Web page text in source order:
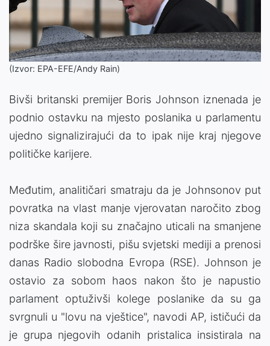
(Izvor: EPA-EFE/Andy Rain)
Bivši britanski premijer Boris Johnson iznenada je
podnio ostavku na mjesto poslanika u parlamentu
ujedno signalizirajući da to ipak nije kraj njegove
političke karijere.
Međutim, analitičari smatraju da je Johnsonov put
povratka na vlast manje vjerovatan naročito zbog
niza skandala koji su značajno uticali na smanjene
podrške šire javnosti, pišu svjetski mediji a prenosi
danas Radio slobodna Evropa (RSE). Johnson je
ostavio za sobom haos nakon što je napustio
parlament optuživši kolege poslanike da su ga
svrgnuli u "lovu na vještice", navodi AP, ističući da
je grupa njegovih odanih pristalica insistirala na